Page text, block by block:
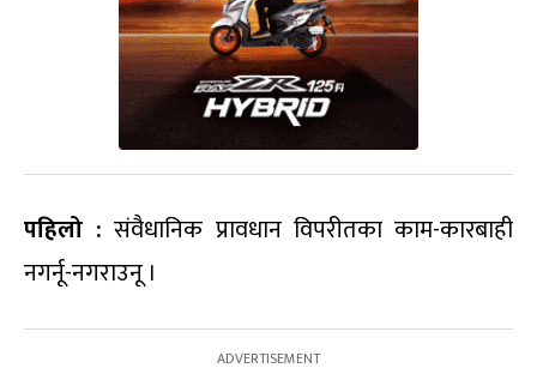
पहिलो : संवैधानिक प्रावधान विपरीतका काम-कारबाही
नगर्नू-नगराउनू ।